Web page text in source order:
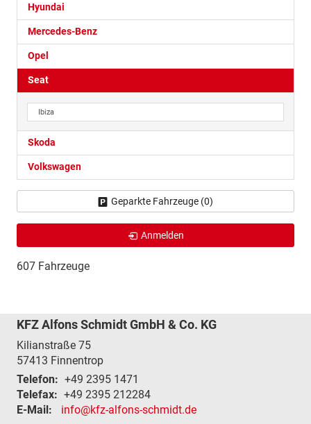
Hyundai
Mercedes-Benz
Opel
Seat
Ibiza
Skoda
Volkswagen
Geparkte Fahrzeuge (0)
Anmelden
607 Fahrzeuge
KFZ Alfons Schmidt GmbH & Co. KG
Kilianstraße 75
57413 Finnentrop
Telefon: +49 2395 1471
Telefax: +49 2395 212284
E-Mail:
info@kfz-alfons-schmidt.de